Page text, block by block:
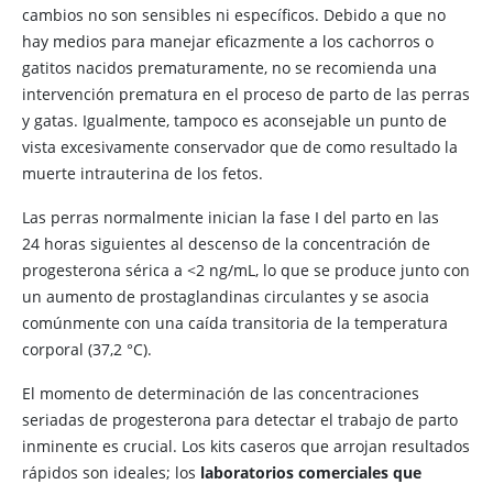
cambios no son sensibles ni específicos. Debido a que no
hay medios para manejar eficazmente a los cachorros o
gatitos nacidos prematuramente, no se recomienda una
intervención prematura en el proceso de parto de las perras
y gatas. Igualmente, tampoco es aconsejable un punto de
vista excesivamente conservador que de como resultado la
muerte intrauterina de los fetos.
Las perras normalmente inician la fase I del parto en las
24 horas siguientes al descenso de la concentración de
progesterona sérica a <2 ng/mL, lo que se produce junto con
un aumento de prostaglandinas circulantes y se asocia
comúnmente con una caída transitoria de la temperatura
corporal (37,2 °C).
El momento de determinación de las concentraciones
seriadas de progesterona para detectar el trabajo de parto
inminente es crucial. Los kits caseros que arrojan resultados
rápidos son ideales; los laboratorios comerciales que